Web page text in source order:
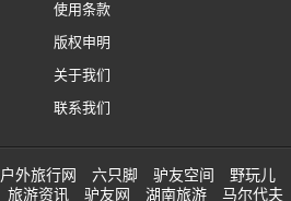
使用条款
版权申明
关于我们
联系我们
户外旅行网 六只脚 驴友空间 野玩儿
旅游资讯 驴友网 湖南旅游 马尔代夫